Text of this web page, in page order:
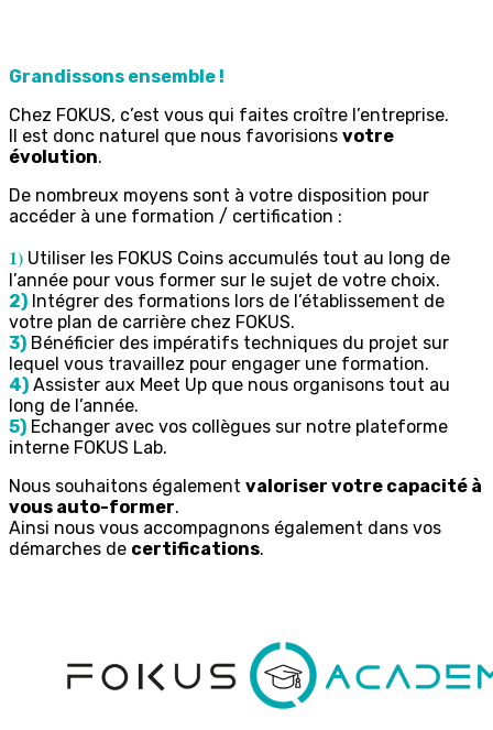
Grandissons ensemble !
Chez FOKUS, c’est vous qui faites croître l’entreprise.
Il est donc naturel que nous favorisions votre
évolution.
De nombreux moyens sont à votre disposition pour
accéder à une formation / certification :
1) Utiliser les FOKUS Coins accumulés tout au long de
l’année pour vous former sur le sujet de votre choix.
2) Intégrer des formations lors de l’établissement de
votre plan de carrière chez FOKUS.
3) Bénéficier des impératifs techniques du projet sur
lequel vous travaillez pour engager une formation.
4) Assister aux Meet Up que nous organisons tout au
long de l’année.
5) Echanger avec vos collègues sur notre plateforme
interne FOKUS Lab.
Nous souhaitons également valoriser votre capacité à
vous auto-former.
Ainsi nous vous accompagnons également dans vos
démarches de certifications.